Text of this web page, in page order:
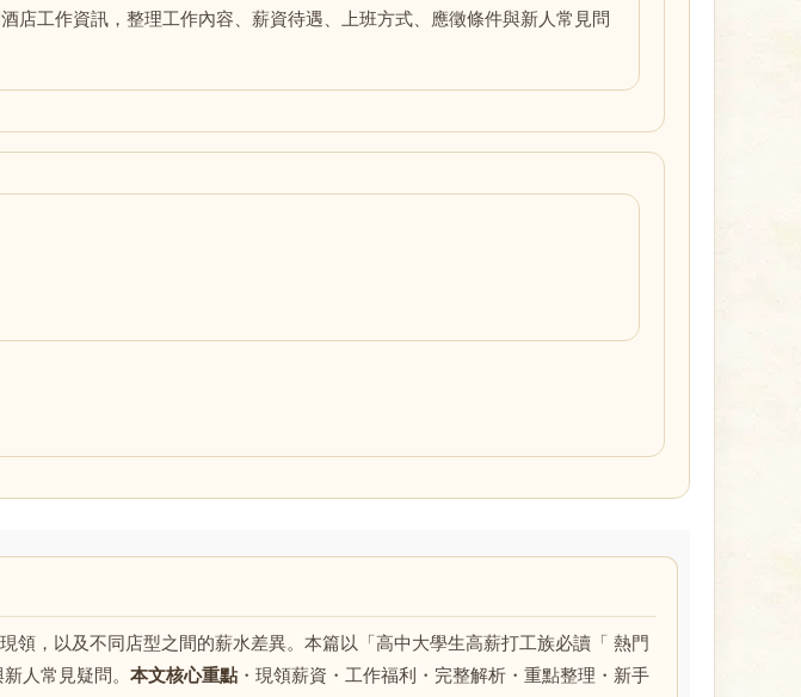
店工作資訊，整理工作內容、薪資待遇、上班方式、應徵條件與新人常見問
，以及不同店型之間的薪水差異。本篇以「高中大學生高薪打工族必讀「 熱門
人常見疑問。 本文核心重點 ・現領薪資・工作福利・完整解析・重點整理・新手